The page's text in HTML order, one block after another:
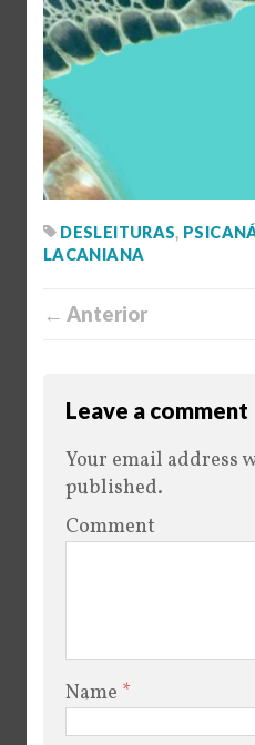
DESLEITURAS,
LACANIANA
← Anterior
Leave a comment
Your email address
published.
Comment
Name *